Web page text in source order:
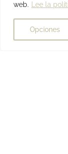
web.
Lee la
Opciones